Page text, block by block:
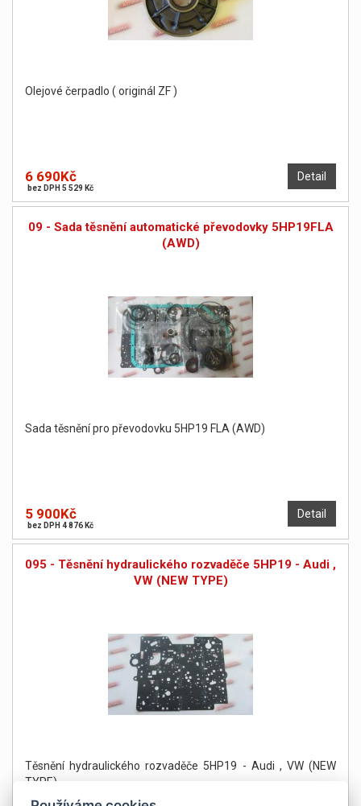
Olejové čerpadlo ( originál ZF )
Detail
6 690Kč
bez DPH 5 529 Kč
09 - Sada těsnění automatické převodovky 5HP19FLA
(AWD)
Sada těsnění pro převodovku 5HP19 FLA (AWD)
Detail
5 900Kč
bez DPH 4 876 Kč
095 - Těsnění hydraulického rozvaděče 5HP19 - Audi ,
VW (NEW TYPE)
Těsnění hydraulického rozvaděče 5HP19 - Audi , VW (NEW
TYPE)